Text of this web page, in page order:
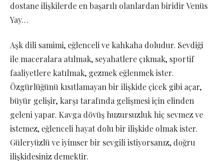
dostane ilişkilerde en başarılı olanlardan biridir Venüs
Yay…
Aşk dili samimi, eğlenceli ve kahkaha doludur. Sevdiği
ile maceralara atılmak, seyahatlere çıkmak, sportif
faaliyetlere katılmak, gezmek eğlenmek ister.
Özgürlüğünü kısıtlamayan bir ilişkide çicek gibi açar,
büyür gelişir, karşı tarafında gelişmesi için elinden
geleni yapar. Kavga dövüş huzursuzluk hiç sevmez ve
istemez, eğlenceli hayat dolu bir ilişkide olmak ister.
Güleryüzlü ve iyimser bir sevgili istiyorsanız, doğru
ilişkidesiniz demektir.